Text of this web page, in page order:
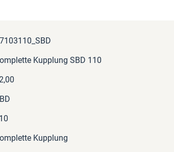
Kupplung SBD 110
Kupplung